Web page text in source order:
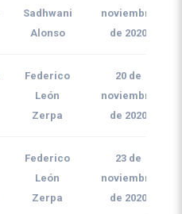
Sadhwani
Alonso
noviembre
de 2020
Federico
León
Zerpa
20 de
noviembre
de 2020
Federico
León
Zerpa
23 de
noviembre
de 2020